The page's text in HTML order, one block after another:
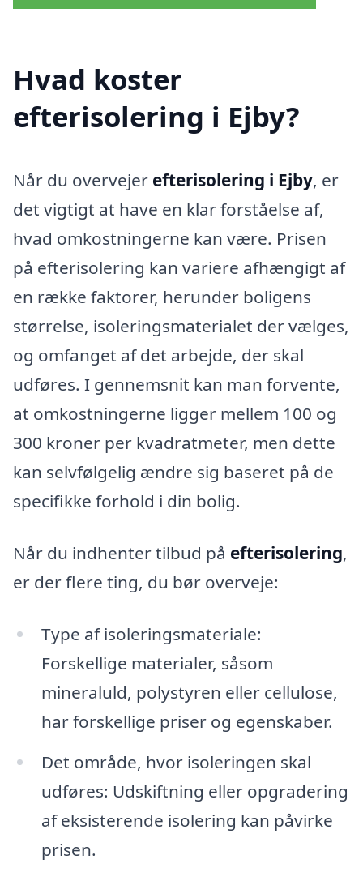
Hvad koster
efterisolering i Ejby?
Når du overvejer efterisolering i Ejby, er
det vigtigt at have en klar forståelse af,
hvad omkostningerne kan være. Prisen
på efterisolering kan variere afhængigt af
en række faktorer, herunder boligens
størrelse, isoleringsmaterialet der vælges,
og omfanget af det arbejde, der skal
udføres. I gennemsnit kan man forvente,
at omkostningerne ligger mellem 100 og
300 kroner per kvadratmeter, men dette
kan selvfølgelig ændre sig baseret på de
specifikke forhold i din bolig.
Når du indhenter tilbud på efterisolering,
er der flere ting, du bør overveje:
Type af isoleringsmateriale:
Forskellige materialer, såsom
mineraluld, polystyren eller cellulose,
har forskellige priser og egenskaber.
Det område, hvor isoleringen skal
udføres: Udskiftning eller opgradering
af eksisterende isolering kan påvirke
prisen.